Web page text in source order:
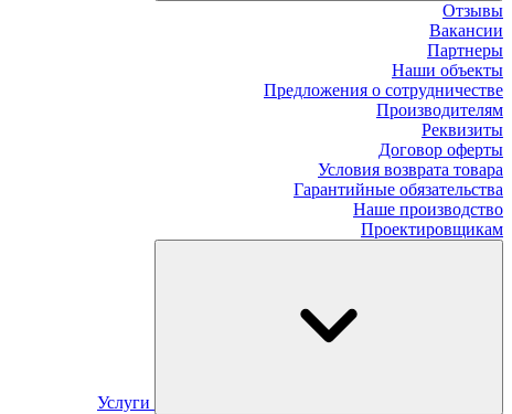
Отзывы
Вакансии
Партнеры
Наши объекты
Предложения о сотрудничестве
Производителям
Реквизиты
Договор оферты
Условия возврата товара
Гарантийные обязательства
Наше производство
Проектировщикам
Услуги